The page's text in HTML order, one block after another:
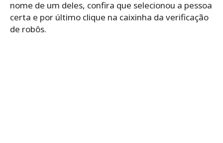
nome de um deles, confira que selecionou a pessoa
certa e por último clique na caixinha da verificação
de robôs.